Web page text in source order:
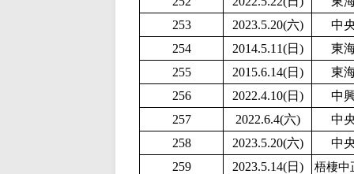
253
2023.5.20(六)
中
254
2014.5.11(日)
東
255
2015.6.14(日)
東
256
2022.4.10(日)
中
257
2022.6.4(六)
中
258
2023.5.20(六)
中
259
2023.5.14(日) 梧棲中